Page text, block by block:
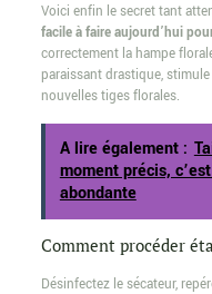
Voici enfin le secret tant
facile à faire aujourd’hui
correctement la hampe
paraissant drastique,
nouvelles tiges florales.
A lire également :
moment précis,
abondante
Comment procéder
Désinfectez le sécateur,